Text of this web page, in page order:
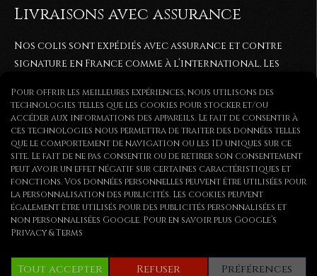
Pour offrir les meilleures expériences, nous utilisons des
technologies telles que les cookies pour stocker et/ou
accéder aux informations des appareils. Le fait de consentir à
ces technologies nous permettra de traiter des données telles
que le comportement de navigation ou les ID uniques sur ce
site. Le fait de ne pas consentir ou de retirer son consentement
peut avoir un effet négatif sur certaines caractéristiques et
fonctions. Vos données personnelles peuvent être utilisées pour
la personnalisation des publicités. Les cookies peuvent
également être utilisés pour des publicités personnalisées et
non personnalisées Google. Pour en savoir plus Google’s
Privacy & Terms
Tout accepter Refuser Préférences
Livraisons avec assurance
Nos colis sont expédiés avec assurance et contre
signature en France comme à l’international. Les
5jours après réception du paiement. Elles sont
expédiées via colissimo ou par lettre recommandée.
Copyright © | Tous droits réservés